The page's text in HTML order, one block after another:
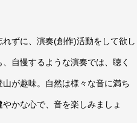
れずに、演奏(創作)活動をして欲し
自慢するような演奏では、聴く
が趣味。自然は様々な音に満ち
かな心で、音を楽しみましょ